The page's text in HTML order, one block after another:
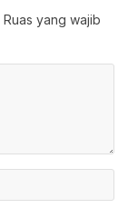
Ruas yang wajib